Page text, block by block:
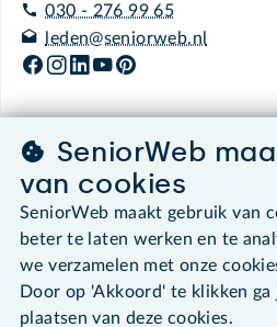
030 - 276 99 65
leden@seniorweb.nl
©2026 SeniorWeb
Algemene voorwaarden
Cookies en cookie-instellingen
Disclaimer
Privacybeleid
About SeniorWeb
SeniorWeb
van cookies
SeniorWeb maakt gebruik van
beter te laten werken en te
we verzamelen met onze
Door op 'Akkoord' te klikken
plaatsen van deze cookies.